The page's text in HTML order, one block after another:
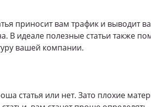
приносит вам трафик и выводит
В идеале полезные статьи также
вашей компании.
статья или нет. Зато плохие